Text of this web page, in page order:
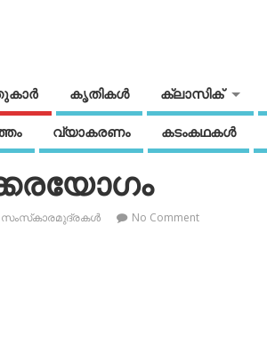
കൃതികൾ ക്ലാസിക്
വ്യാകരണം കടംകഥകള്‍
സംസ്‌കാരമുദ്രകള്‍ No Comment